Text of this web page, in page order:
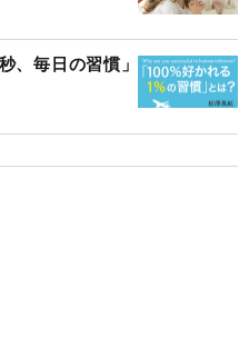
、毎日の習慣」